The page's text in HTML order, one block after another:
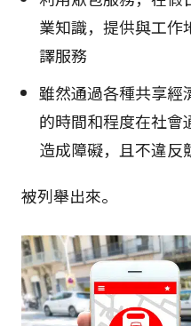
業知識，提供與工作
譯服務
雖然通過各種共享經
的時間和程度在社會
造成障礙，且不違反
被列舉出來。